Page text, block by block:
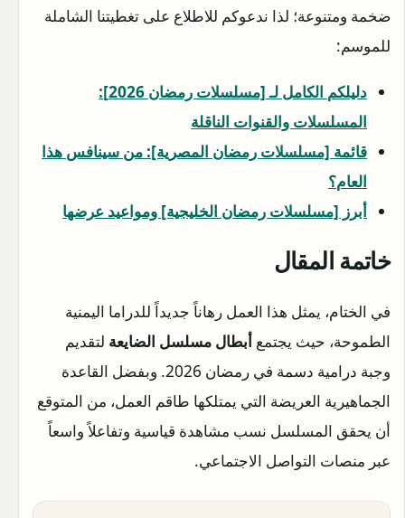
ضخمة ومتنوعة؛ لذا ندعوكم للاطلاع على تغطيتنا الشاملة
للموسم:
دليلكم الكامل لـ [مسلسلات رمضان 2026]:
المسلسلات والقنوات الناقلة
قائمة [مسلسلات رمضان المصرية]: من سينافس هذا
العام؟
أبرز [مسلسلات رمضان الخليجية] ومواعيد عرضها
خاتمة المقال
في الختام، يمثل هذا العمل رهاناً جديداً للدراما اليمنية
الطموحة، حيث يجتمع أبطال مسلسل الضايعة لتقديم
وجبة درامية دسمة في رمضان 2026. وبفضل القاعدة
الجماهيرية العريضة التي يمتلكها طاقم العمل، من المتوقع
أن يحقق المسلسل نسب مشاهدة قياسية وتفاعلاً واسعاً
عبر منصات التواصل الاجتماعي.